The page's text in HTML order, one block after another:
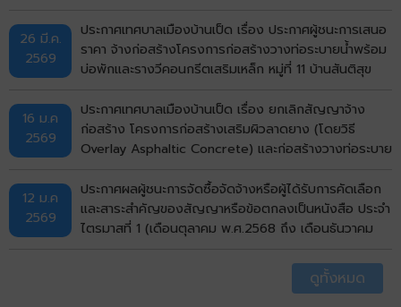
(หน้าศาลาอเนกประสงค์สามแยก ถึงบ้านนางสุพร) ตำบล
บ้านเป็ด อำเภอเมืองขอนแก่น จังหวัดขอนแก่น ด้วยวิธี
ประกวดราคาอิเล็กทรอนิกส์ (e-bidding)
26 มี.ค.
2569
ประกาศเทศบาลเมืองบ้านเป็ด เรื่อง ประกาศผู้ชนะการเสนอ
ราคา จ้างก่อสร้างโครงการก่อสร้างวางท่อระบายน้ำพร้อม
บ่อพักและรางวีคอนกรีตเสริมเหล็ก หมู่ที่ 11 บ้านสันติสุข
ขอนแก่น โดยวิธีคัดเลือก
16 ม.ค
2569
ประกาศเทศบาลเมืองบ้านเป็ด เรื่อง ยกเลิกสัญญาจ้าง
ก่อสร้าง โครงการก่อสร้างเสริมผิวลาดยาง (โดยวิธี
Overlay Asphaltic Concrete) และก่อสร้างวางท่อระบาย
วัลย์ ถึงถนนเลี่ยงเมือง) รหัสทางหลวงท้องถิ่น
ขก.ถ.36007 แยกทางหลวงหมายเลข 12 (บ้านโคกฟันโปง)
- แยกทางหลวงหมายเลข 230 (ทางเลี่ยงเมือง) หมู่ที่ 4,21
ตารางเมตร ตำบลบ้านเป็ด อำเภอเมืองขอนแก่น จังหวัด
ขอนแก่น ด้วยวิธีประกวดราคาอิเล็กทรอนิกส์ (e-bidding)
12 ม.ค
2569
ประกาศผลผู้ชนะการจัดซื้อจัดจ้างหรือผู้ได้รับการคัดเลือก
และสาระสำคัญของสัญญาหรือข้อตกลงเป็นหนังสือ ประจำ
ไตรมาสที่ 1 (เดือนตุลาคม พ.ศ.2568 ถึง เดือนธันวาคม
ดูทั้งหมด